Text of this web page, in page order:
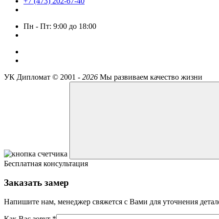
Пн - Пт: 9:00 до 18:00
УК Дипломат © 2001 - 2026 Мы развиваем качество жизни
Бесплатная консультация
Заказать замер
Напишите нам, менеджер свяжется с Вами для уточнения